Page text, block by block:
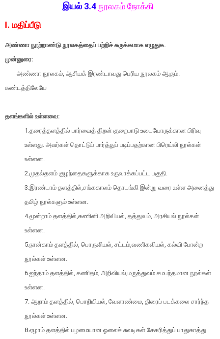
இயல் 3.4 நூலகம் நோக்கி
I. மதிப்பீடு
அண்ணா நூற்றாண்டு நூலகத்தைப் பற்றிச் சுருக்கமாக எழுதுக.
முன்னுரை:
அண்ணா நூலகம், ஆசியக் இரண்டாவது பெரிய நூலகம் ஆகும்.
கண்டத்திலேயே
தளங்களில் உள்ளவை:
1.தரைத்தளத்தில் பார்வைத் திறன் குறைபாடு உடையோருக்கான பிரிவு
உள்ளது. அவர்கள் தொட்டுப் பார்த்துப் படிப்பதற்கான பிரெய்லி நூல்கள்
உள்ளன.
2.முதல்தளம் குழந்தைகளுக்காக உருவாக்கப்பட்ட பகுதி.
3.இரண்டாம் தளத்தில்,சங்ககாலம் தொடங்கி இன்று வரை உள்ள அனைத்து
தமிழ் நூல்களும் உள்ளன.
4.மூன்றாம் தளத்தில்,கணினி அறிவியல், தத்துவம், அரசியல் நூல்கள்
உள்ளன.
5. நான்காம் தளத்தில், பொருளியல், சட்டம்,வணிகவியல், கல்வி போன்ற
நூல்கள் உள்ளன.
6 .ஐந்தாம் தளத்தில், கணிதம், அறிவியல்,மருத்துவம் சமபந்தமான நூல்கள்
உள்ளன.
7 . ஆறாம் தளத்தில், பொறியியல், வேளாண்மை, திரைப் படக்கலை சார்ந்த
நூல்கள் உள்ளன.
8. ஏழாம் தளத்தில் பழமையான ஓலைச் சுவடிகள் சேகரித்துப் பாதுகாத்து